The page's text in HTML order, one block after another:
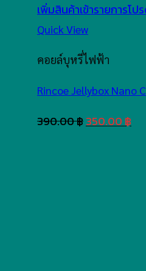
เพิ่มสินค้าเข้ารายการโป
Quick View
คอยล์บุหรี่ไฟฟ้า
Rincoe Jellybox Nano
390.00฿Original
350.00 ฿